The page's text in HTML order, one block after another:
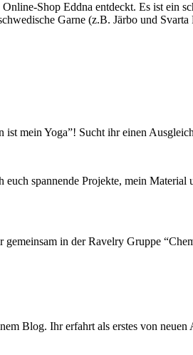
Shop Eddna entdeckt. Es ist ein
Garne (z.B. Järbo und
mein Yoga”! Sucht ihr einen
spannende Projekte, mein
in der Ravelry Gruppe
Blog. Ihr erfahrt als erstes von